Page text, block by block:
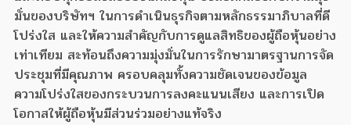
มั่นของบริษัทฯ ในการดำเนินธุรกิจตามหลักธรรมาภิบาลที่ดี
โปร่งใส และให้ความสำคัญกับการดูแลสิทธิของผู้ถือหุ้นอย่าง
เท่าเทียม สะท้อนถึงความมุ่งมั่นในการรักษามาตรฐานการจัด
ประชุมที่มีคุณภาพ ครอบคลุมทั้งความชัดเจนของข้อมูล
ความโปร่งใสของกระบวนการลงคะแนนเสียง และการเปิด
โอกาสให้ผู้ถือหุ้นมีส่วนร่วมอย่างแท้จริง